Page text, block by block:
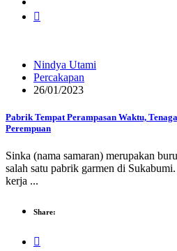
Nindya Utami
Percakapan
26/01/2023
Pabrik Tempat Perampasan Waktu,
Perempuan
Sinka (nama samaran) merupakan
salah satu pabrik garmen di
kerja ...
Share: